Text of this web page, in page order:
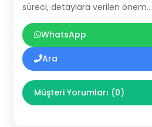
süreci, detaylara verilen önem…
WhatsApp
Ara
Müşteri Yorumları (0)